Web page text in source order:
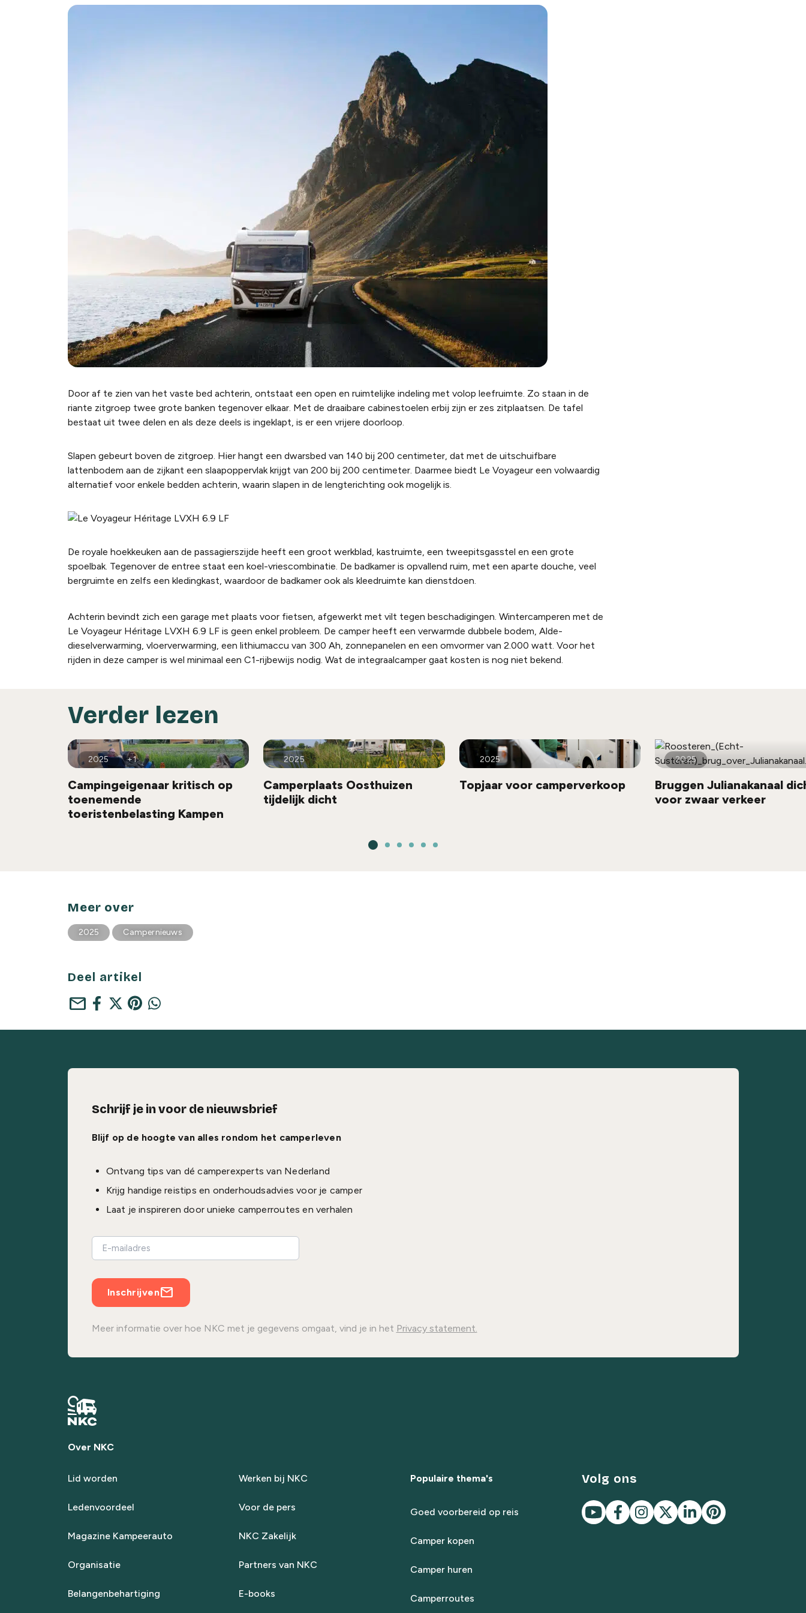
Door af te zien van het vaste bed achterin, ontstaat een open en ruimtelijke indeling met volop leefruimte. Zo staan in de
riante zitgroep twee grote banken tegenover elkaar. Met de draaibare cabinestoelen erbij zijn er zes zitplaatsen. De tafel
bestaat uit twee delen en als deze deels is ingeklapt, is er een vrijere doorloop.
Slapen gebeurt boven de zitgroep. Hier hangt een dwarsbed van 140 bij 200 centimeter, dat met de uitschuifbare
lattenbodem aan de zijkant een slaapoppervlak krijgt van 200 bij 200 centimeter. Daarmee biedt Le Voyageur een volwaardig
alternatief voor enkele bedden achterin, waarin slapen in de lengterichting ook mogelijk is.
De royale hoekkeuken aan de passagierszijde heeft een groot werkblad, kastruimte, een tweepitsgasstel en een grote
spoelbak. Tegenover de entree staat een koel-vriescombinatie. De badkamer is opvallend ruim, met een aparte douche, veel
bergruimte en zelfs een kledingkast, waardoor de badkamer ook als kleedruimte kan dienstdoen.
Achterin bevindt zich een garage met plaats voor fietsen, afgewerkt met vilt tegen beschadigingen. Wintercamperen met de
Le Voyageur Héritage LVXH 6.9 LF is geen enkel probleem. De camper heeft een verwarmde dubbele bodem, Alde-
dieselverwarming, vloerverwarming, een lithiumaccu van 300 Ah, zonnepanelen en een omvormer van 2.000 watt. Voor het
rijden in deze camper is wel minimaal een C1-rijbewijs nodig. Wat de integraalcamper gaat kosten is nog niet bekend.
Verder lezen
2025 +1
Campingeigenaar kritisch op
toenemende
toeristenbelasting Kampen
2025
Camperplaats Oosthuizen
tijdelijk dicht
2025
Topjaar voor camperverkoop
2025
Bruggen Julianakanaal
voor zwaar verkeer
Meer over
2025 Campernieuws
Deel artikel
mail
Schrijf je in voor de nieuwsbrief
Blijf op de hoogte van alles rondom het camperleven
Ontvang tips van dé camperexperts van Nederland
Krijg handige reistips en onderhoudsadvies voor je camper
Laat je inspireren door unieke camperroutes en verhalen
Inschrijven
Meer informatie over hoe NKC met je gegevens omgaat, vind je in het Privacy statement.
Over NKC
Lid worden
Ledenvoordeel
Magazine Kampeerauto
Organisatie
Belangenbehartiging
Werken bij NKC
Voor de pers
NKC Zakelijk
Partners van NKC
E-books
Populaire thema's
Goed voorbereid op reis
Camper kopen
Camper huren
Camperroutes
Volg ons